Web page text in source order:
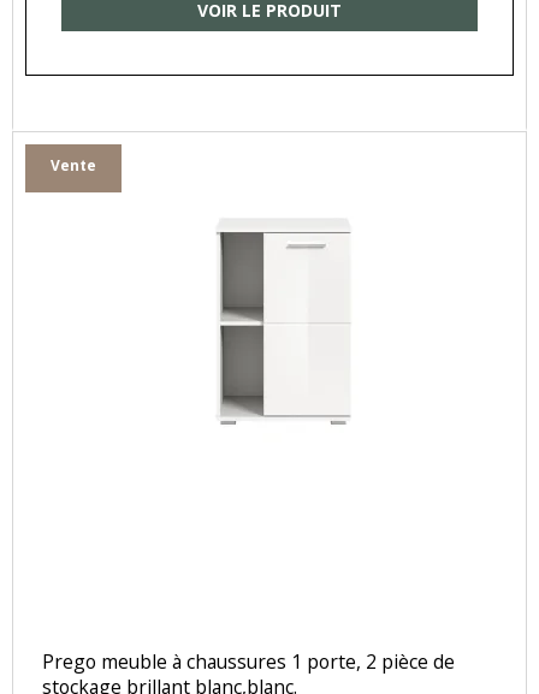
VOIR LE PRODUIT
Vente
Prego meuble à chaussures 1 porte, 2 pièce de
stockage brillant blanc,blanc.